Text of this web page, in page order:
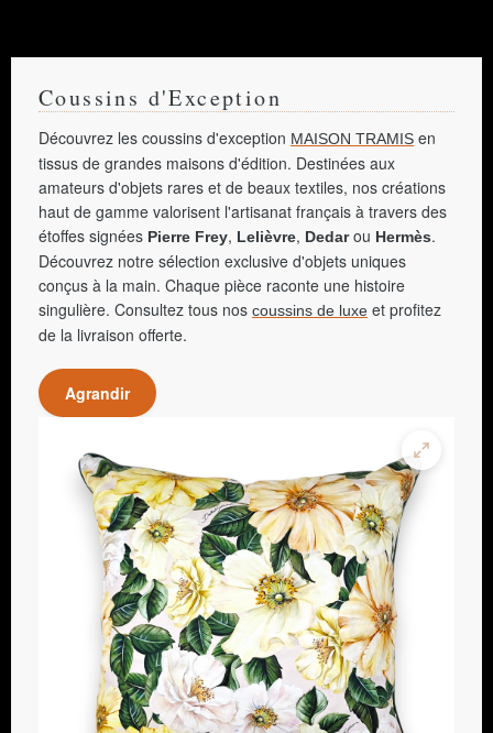
Coussins d'Exception
Découvrez les coussins d'exception MAISON TRAMIS en
tissus de grandes maisons d'édition. Destinées aux
amateurs d'objets rares et de beaux textiles, nos créations
haut de gamme valorisent l'artisanat français à travers des
étoffes signées Pierre Frey, Lelièvre, Dedarou Hermès.
Découvrez notre sélection exclusive d'objets uniques
conçus à la main. Chaque pièce raconte une histoire
singulière. Consultez tous nos coussins de luxe et profitez
de la livraison offerte.
Agrandir